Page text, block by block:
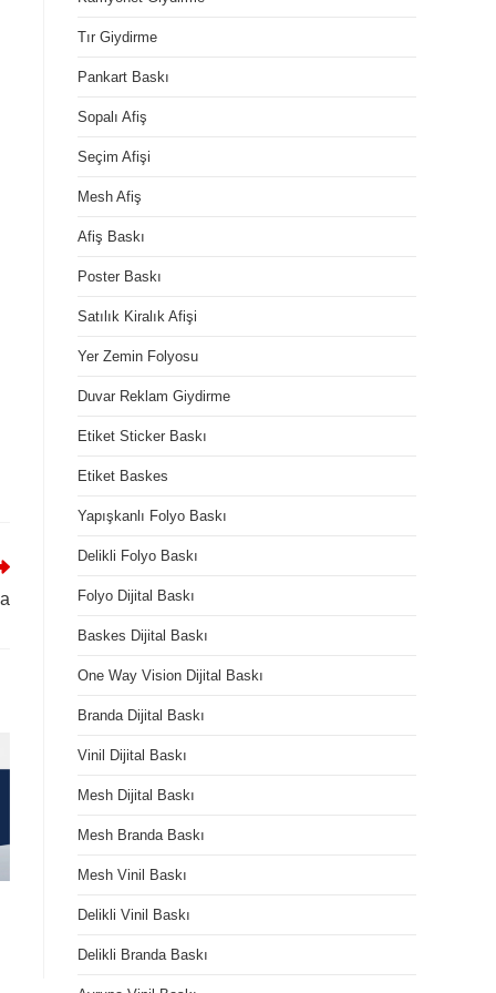
Tır Giydirme
Pankart Baskı
Sopalı Afiş
Seçim Afişi
Mesh Afiş
Afiş Baskı
Poster Baskı
Satılık Kiralık Afişi
Yer Zemin Folyosu
Duvar Reklam Giydirme
Etiket Sticker Baskı
Etiket Baskes
Yapışkanlı Folyo Baskı
Delikli Folyo Baskı
Folyo Dijital Baskı
Baskes Dijital Baskı
One Way Vision Dijital Baskı
Branda Dijital Baskı
Vinil Dijital Baskı
Mesh Dijital Baskı
Mesh Branda Baskı
Mesh Vinil Baskı
Delikli Vinil Baskı
Delikli Branda Baskı